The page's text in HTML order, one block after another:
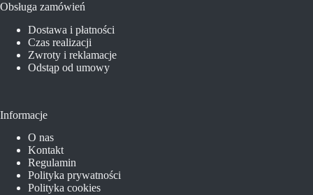
Obsługa zamówień
Dostawa i płatności
Czas realizacji
Zwroty i reklamacje
Odstąp od umowy
Informacje
O nas
Kontakt
Regulamin
Polityka prywatności
Polityka cookies